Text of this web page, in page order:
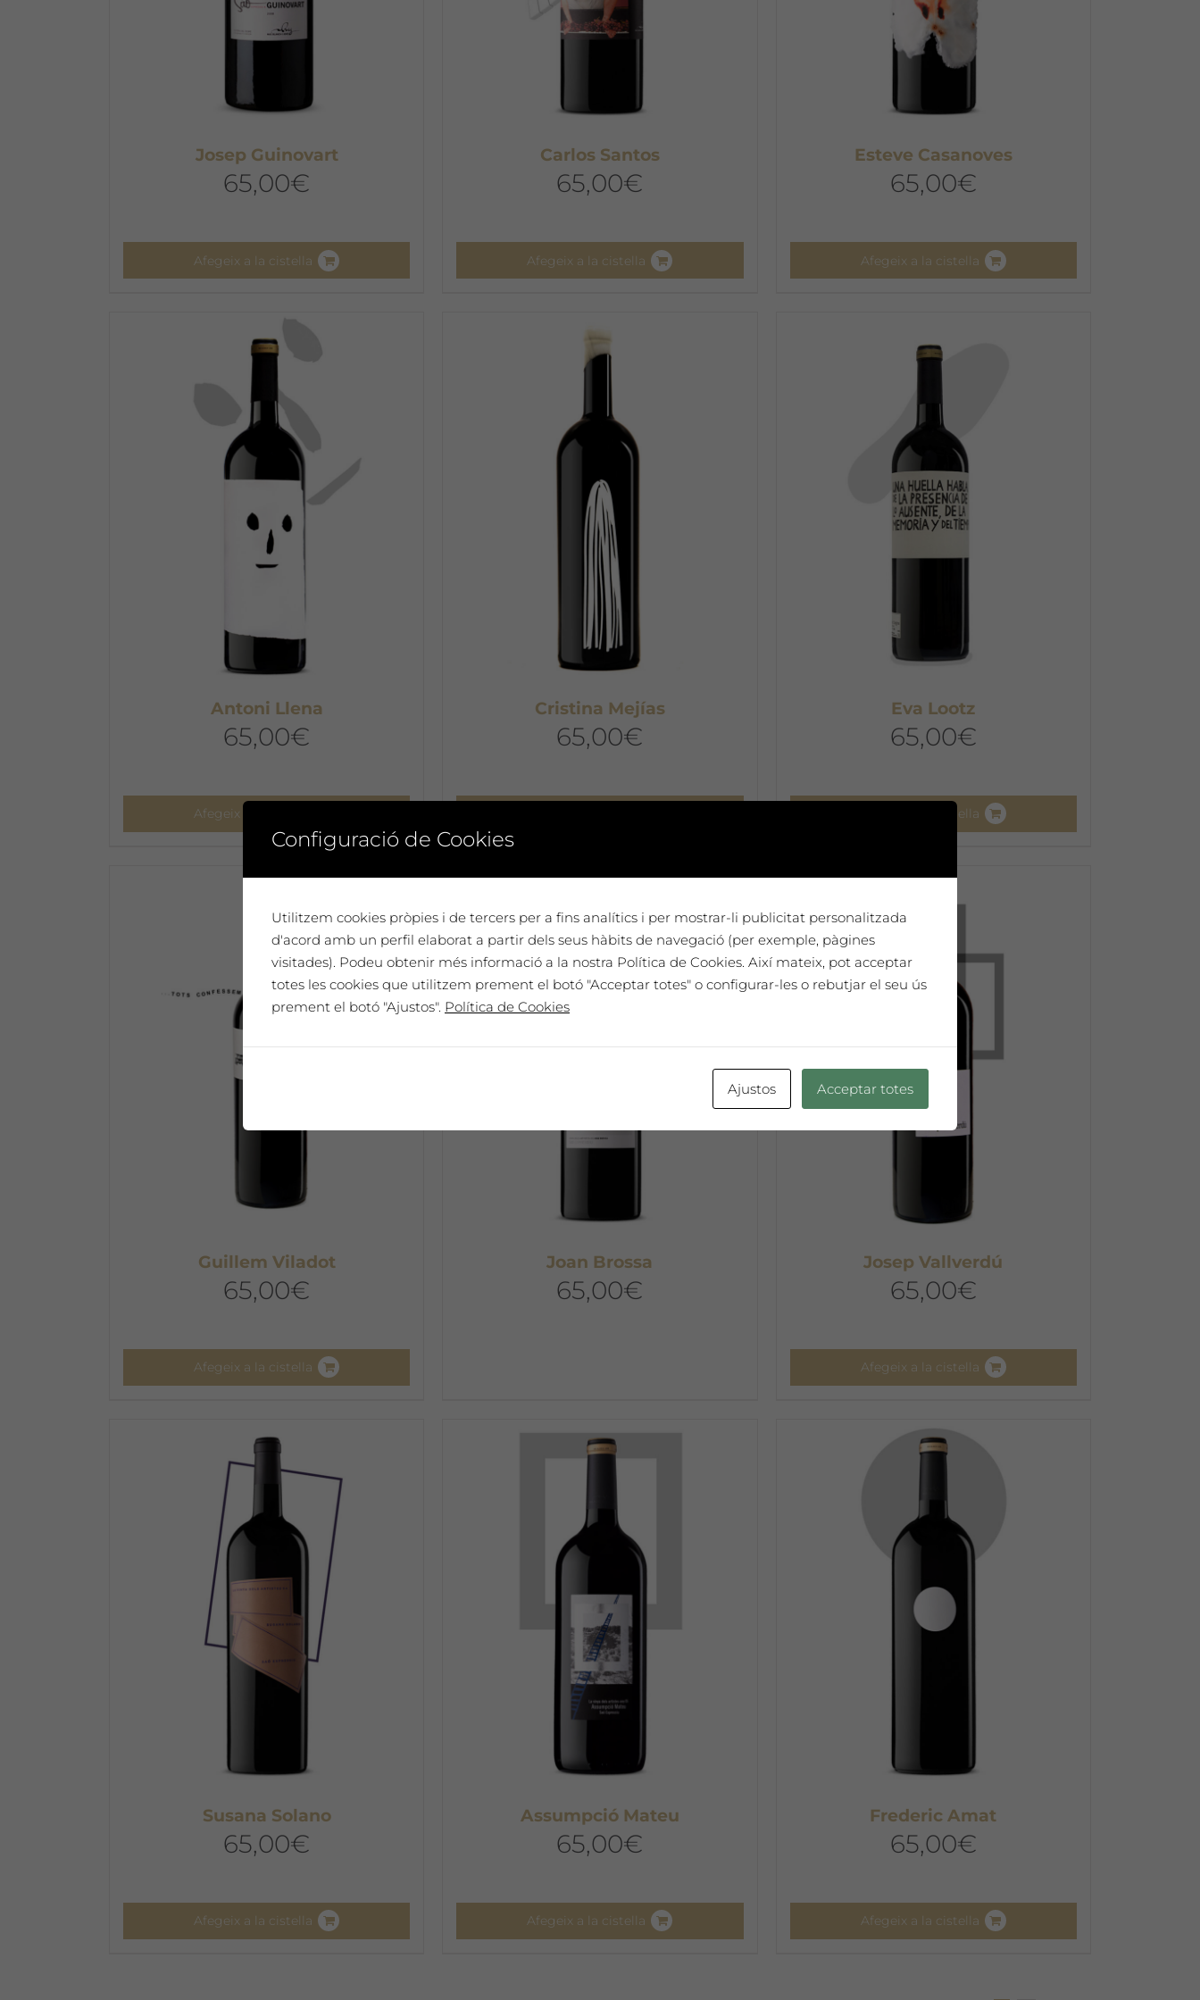
Josep Guinovart
65,00€
Afegeix a la cistella
Carlos Santos
65,00€
Afegeix a la cistella
Esteve Casanoves
65,00€
Afegeix a la cistella
Antoni Llena
65,00€
Afegeix a la cistella
Cristina Mejías
65,00€
Eva Lootz
65,00€
Afegeix a la cistella
Guillem Viladot
65,00€
Afegeix a la cistella
No disponible
Joan Brossa
65,00€
Josep Vallverdú
65,00€
Afegeix a la cistella
Susana Solano
65,00€
Afegeix a la cistella
Assumpció Mateu
65,00€
Afegeix a la cistella
Frederic Amat
65,00€
Afegeix a la cistella
Configuració de Cookies
Utilitzem cookies pròpies i de tercers per a fins analítics i per mostrar-li publicitat personalitzada
d'acord amb un perfil elaborat a partir dels seus hàbits de navegació (per exemple, pàgines
visitades). Podeu obtenir més informació a la nostra Política de Cookies. Així mateix, pot acceptar
totes les cookies que utilitzem prement el botó "Acceptar totes" o configurar-les o rebutjar el seu ús
prement el botó "Ajustos". Política de Cookies
Ajustos Acceptar totes